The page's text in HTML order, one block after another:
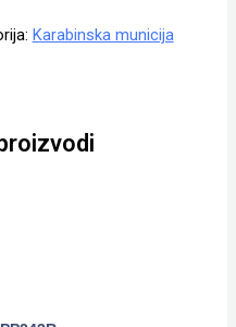
Karabinska municija